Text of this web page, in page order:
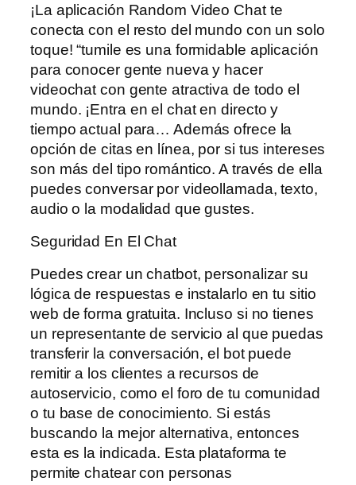
¡La aplicación Random Video Chat te
conecta con el resto del mundo con un solo
toque! “tumile es una formidable aplicación
para conocer gente nueva y hacer
videochat con gente atractiva de todo el
mundo. ¡Entra en el chat en directo y
tiempo actual para… Además ofrece la
opción de citas en línea, por si tus intereses
son más del tipo romántico. A través de ella
puedes conversar por videollamada, texto,
audio o la modalidad que gustes.
Seguridad En El Chat
Puedes crear un chatbot, personalizar su
lógica de respuestas e instalarlo en tu sitio
web de forma gratuita. Incluso si no tienes
un representante de servicio al que puedas
transferir la conversación, el bot puede
remitir a los clientes a recursos de
autoservicio, como el foro de tu comunidad
o tu base de conocimiento. Si estás
buscando la mejor alternativa, entonces
esta es la indicada. Esta plataforma te
permite chatear con personas